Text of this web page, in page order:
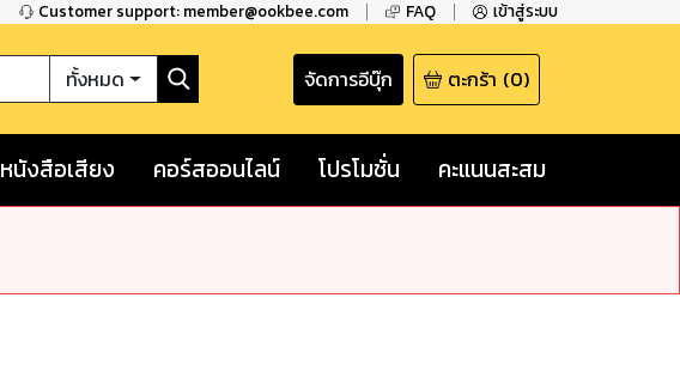
Customer support: member@ookbee.com FAQ เข้าสู่ระบบ
ทั้งหมด จัดการอีบุ๊ก ตะกร้า (0)
หนังสือเสียง คอร์สออนไลน์ โปรโมชั่น คะแนนสะสม